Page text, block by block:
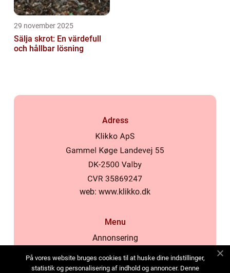
29 november 2025
Sälja skrot: En värdefull
och hållbar lösning
Adress
web: www.klikko.dk
Menu
Annonsering
Cookies
På vores website bruges cookies til at huske dine indstillinger,
statistik og personalisering af indhold og annoncer. Denne